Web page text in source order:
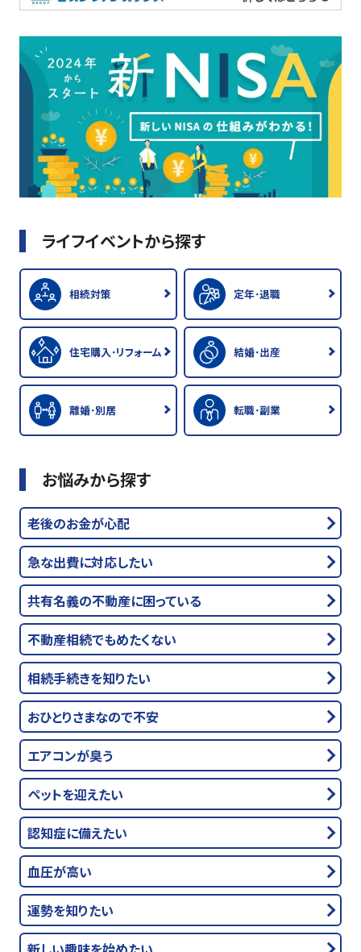
ライフイベントから探す
相続対策 定年･退職
住宅購入･リフォーム 結婚･出産
離婚･別居 転職･副業
お悩みから探す
老後のお金が心配
急な出費に対応したい
共有名義の不動産に困っている
不動産相続でもめたくない
相続手続きを知りたい
おひとりさまなので不安
エアコンが臭う
ペットを迎えたい
認知症に備えたい
血圧が高い
運勢を知りたい